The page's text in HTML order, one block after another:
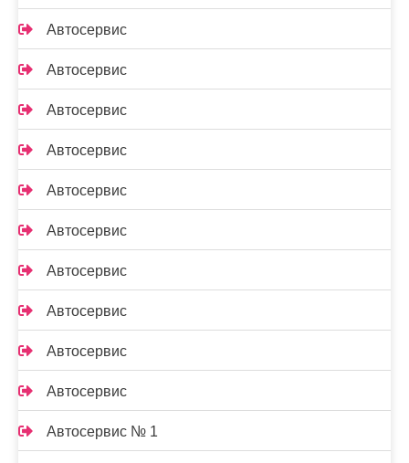
Автосервис
Автосервис
Автосервис
Автосервис
Автосервис
Автосервис
Автосервис
Автосервис
Автосервис
Автосервис
Автосервис № 1